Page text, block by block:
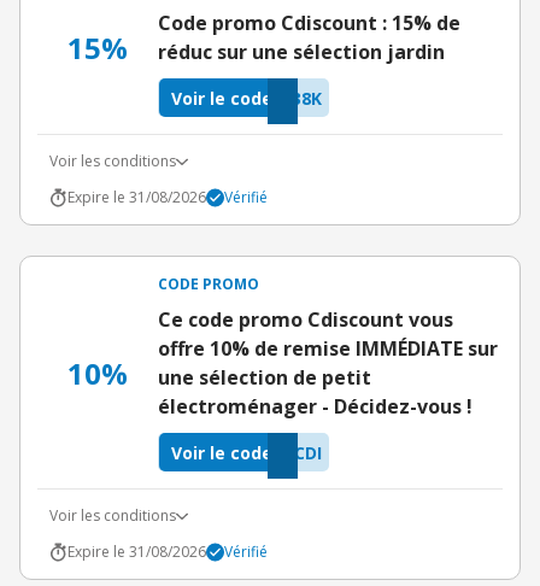
15%
Code promo Cdiscount : 15% de
réduc sur une sélection jardin
38K
Voir le code
Voir les conditions
Expire le 31/08/2026
Vérifié
10%
CODE PROMO
Ce code promo Cdiscount vous
offre 10% de remise IMMÉDIATE sur
une sélection de petit
électroménager - Décidez-vous !
CDI
Voir le code
Voir les conditions
Expire le 31/08/2026
Vérifié